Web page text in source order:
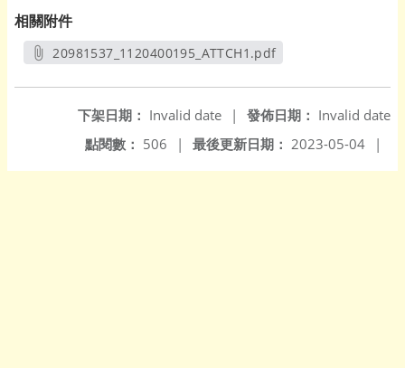
相關附件
20981537_1120400195_ATTCH1.pdf
發佈日期： Invalid date
下架日期： Invalid date
|
最後更新日期： 2023-05-04 |
點閱數： 506 |